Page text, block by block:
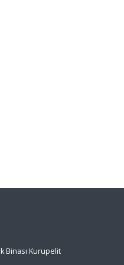
Binası Kurupelit